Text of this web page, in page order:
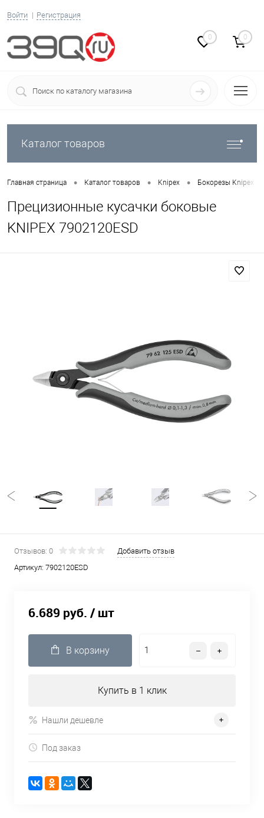
Войти Регистрация
0 0
Каталог товаров
Главная страница • Каталог товаров • Knipex • Бокорезы Knipex
Прецизионные кусачки боковые
KNIPEX 7902120ESD
Отзывов: 0
Добавить отзыв
Артикул: 7902120ESD
6.689 руб. / шт
В корзину
Купить в 1 клик
Нашли дешевле
Под заказ